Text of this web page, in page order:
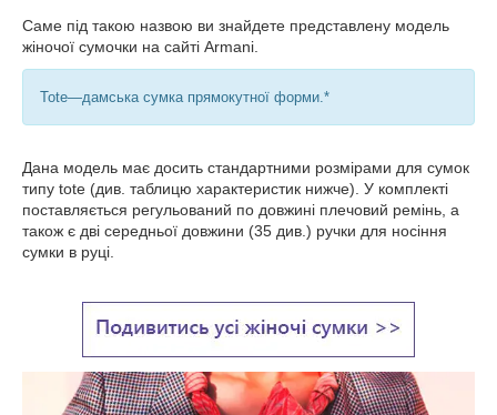
Саме під такою назвою ви знайдете представлену модель
жіночої сумочки на сайті Armani.
Tote—дамська сумка прямокутної форми.*
Дана модель має досить стандартними розмірами для сумок
типу tote (див. таблицю характеристик нижче). У комплекті
поставляється регульований по довжині плечовий ремінь, а
також є дві середньої довжини (35 див.) ручки для носіння
сумки в руці.